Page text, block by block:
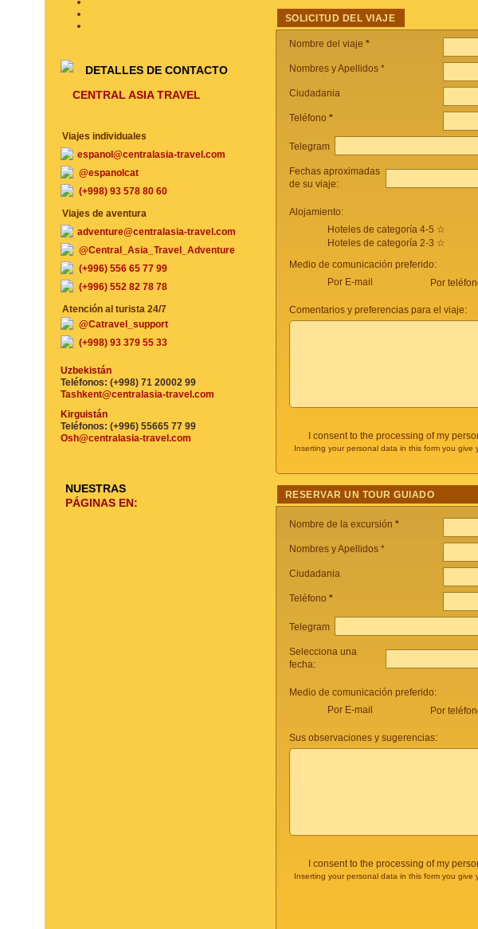
SOLICITUD DEL VIAJE
Nombre del viaje *
Nombres y Apellidos *
Ciudadania
Teléfono *
Telegram
Fechas aproximadas
de su viaje:
Alojamiento:
Hoteles de categoría 4-5 ☆
Hoteles de categoría 2-3 ☆
Medio de comunicación preferido:
Por E-mail
Por
Comentarios y preferencias para el viaje:
I consent to the processing of my
Inserting your personal data in this form you give
RESERVAR UN TOUR GUIADO
Nombre de la excursión *
Nombres y Apellidos *
Ciudadania
Teléfono *
Telegram
Selecciona una
fecha:
Medio de comunicación preferido:
Por E-mail
Por
Sus observaciones y sugerencias:
I consent to the processing of my
Inserting your personal data in this form you give
DETALLES DE CONTACTO
CENTRAL ASIA TRAVEL
Viajes individuales
espanol@centralasia-travel.com
@espanolcat
(+998) 93 578 80 60
Viajes de aventura
adventure@centralasia-travel.com
@Central_Asia_Travel_Adventure
(+996) 556 65 77 99
(+996) 552 82 78 78
Atención al turista 24/7
@Catravel_support
(+998) 93 379 55 33
Uzbekistán
Teléfonos: (+998) 71 20002 99
Tashkent@centralasia-travel.com
Kirguistán
Teléfonos: (+996) 55665 77 99
Osh@centralasia-travel.com
NUESTRAS
PÁGINAS EN: